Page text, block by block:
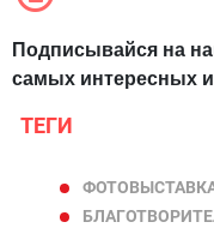
Подписывайся на
самых интересных
ТЕГИ